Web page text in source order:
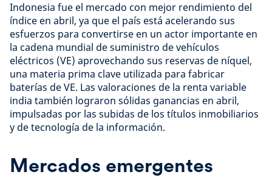
Indonesia fue el mercado con mejor rendimiento del
índice en abril, ya que el país está acelerando sus
esfuerzos para convertirse en un actor importante en
la cadena mundial de suministro de vehículos
eléctricos (VE) aprovechando sus reservas de níquel,
una materia prima clave utilizada para fabricar
baterías de VE. Las valoraciones de la renta variable
india también lograron sólidas ganancias en abril,
impulsadas por las subidas de los títulos inmobiliarios
y de tecnología de la información.
Mercados emergentes